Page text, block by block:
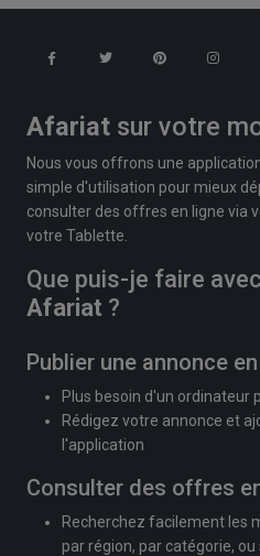
Afariat sur votre
Nous vous offrons une
simple d'utilisation pour mieux
consulter des offres en ligne via
votre Tablette.
Que puis-je faire
Afariat ?
Publier une annonce
Plus besoin d'un ordinateur
Rédigez votre annonce et
l'application
Consulter des offres
Recherchez facilement les
par région, par catégorie,